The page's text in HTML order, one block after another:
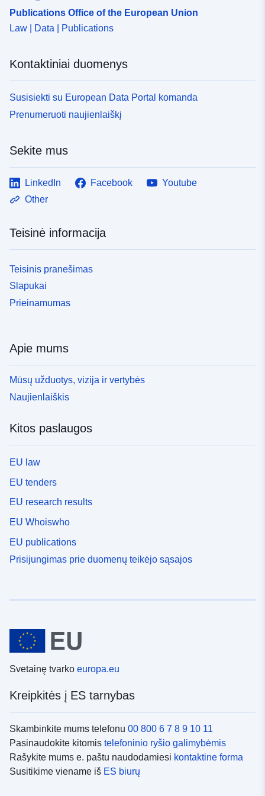
Publications Office of the European Union
Law | Data | Publications
Kontaktiniai duomenys
Susisiekti su European Data Portal komanda
Prenumeruoti naujienlaiškį
Sekite mus
LinkedIn Facebook
Youtube
Other
Teisinė informacija
Teisinis pranešimas
Slapukai
Prieinamumas
Apie mums
Mūsų užduotys, vizija ir vertybės
Naujienlaiškis
Kitos paslaugos
EU law
EU tenders
EU research results
EU Whoiswho
EU publications
Prisijungimas prie duomenų teikėjo sąsajos
Svetainę tvarko europa.eu
Kreipkitės į ES tarnybas
Skambinkite mums telefonu 00 800 6 7 8 9 10 11
Pasinaudokite kitomis telefoninio ryšio galimybėmis
Rašykite mums e. paštu naudodamiesi kontaktine forma
Susitikime viename iš ES biurų